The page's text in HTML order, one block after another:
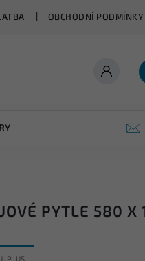
OBCHODNÍ PODMÍNKY
PYTLE 580
PLUS